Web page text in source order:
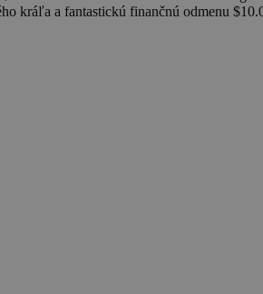
kráľa a fantastickú finančnú odmenu